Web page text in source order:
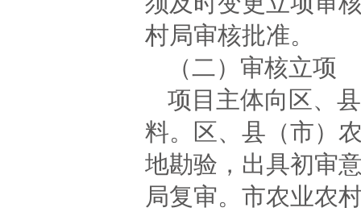
村局审核批准。
（二）审核立项
项目主体向区、
料。区、县（市）
地勘验，出具初审
局复审。市农业农